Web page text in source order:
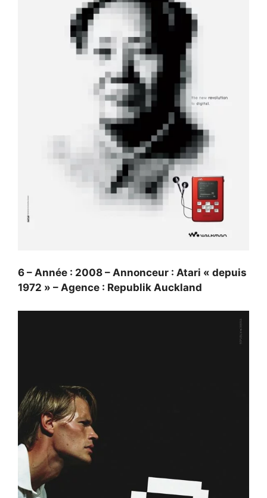
6 – Année : 2008 – Annonceur : Atari « depuis
1972 » – Agence : Republik Auckland